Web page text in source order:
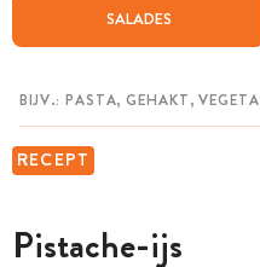
SALADES
RECEPT
Pistache-ijs
CHAT MET MAIA
MIJN BEWAARDE RECEPTEN